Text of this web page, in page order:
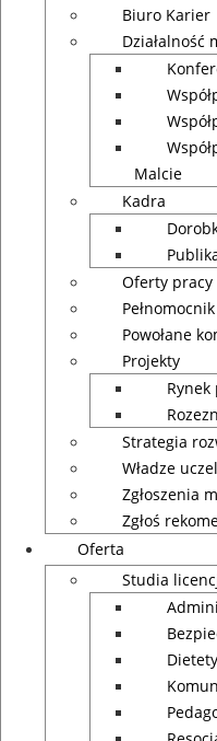
Biuro Karier
Działalność
Malcie
Kadra
Oferty pracy
Powołane
Projekty
Strategia
Władze
Zgłoszenia
Zgłoś
Oferta
Studia